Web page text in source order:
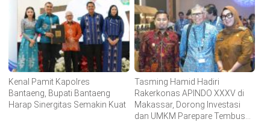
Kenal Pamit Kapolres
Bantaeng, Bupati Bantaeng
Harap Sinergitas Semakin Kuat
Tasming Hamid Hadiri
Rakerkonas APINDO XXXV di
Makassar, Dorong Investasi
dan UMKM Parepare Tembus